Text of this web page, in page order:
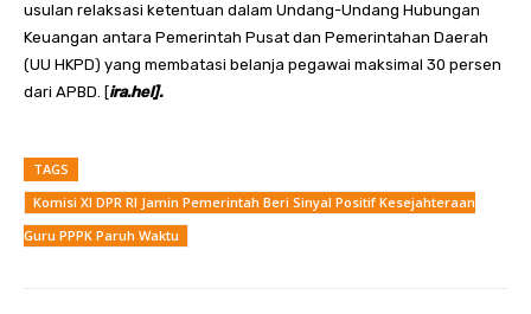
usulan relaksasi ketentuan dalam Undang-Undang Hubungan
Keuangan antara Pemerintah Pusat dan Pemerintahan Daerah
(UU HKPD) yang membatasi belanja pegawai maksimal 30 persen
dari APBD. [ira.hel].
TAGS
Komisi XI DPR RI Jamin Pemerintah Beri Sinyal Positif Kesejahteraan
Guru PPPK Paruh Waktu